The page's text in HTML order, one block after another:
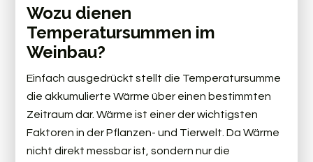
Wozu dienen
Temperatursummen im
Weinbau?
Einfach ausgedrückt stellt die Temperatursumme
die akkumulierte Wärme über einen bestimmten
Zeitraum dar. Wärme ist einer der wichtigsten
Faktoren in der Pflanzen- und Tierwelt. Da Wärme
nicht direkt messbar ist, sondern nur die